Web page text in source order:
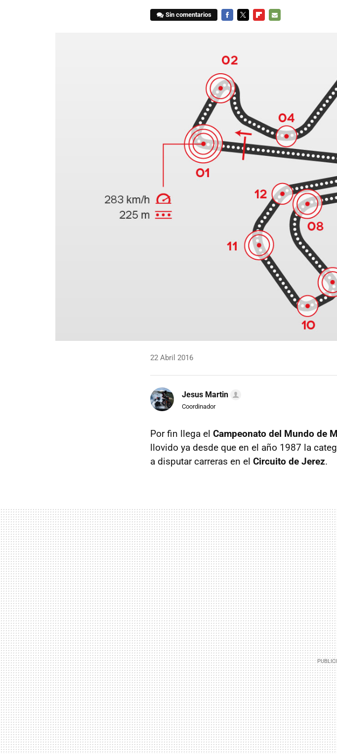
Sin comentarios
22 Abril 2016
Jesus Martin
Coordinador
Por fin llega el Campeonato del Mundo de
llovido ya desde que en el año 1987 la
a disputar carreras en el Circuito de Jerez.